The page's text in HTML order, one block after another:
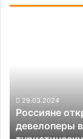
активнее
заходят
29.03.2024
Россияне
девелоперы